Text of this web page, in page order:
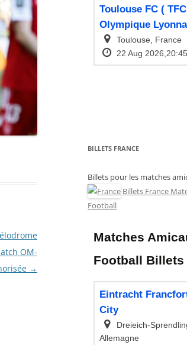
OM-
→
BILLETS FRANCE
Billets pour les matches
Billets France
Football